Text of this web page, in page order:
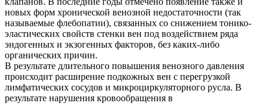
новых форм хронической венозной недостаточности (так
называемые флебопатии), связанных со снижением тонико-
эластических свойств стенки вен под воздействием ряда
эндогенных и экзогенных факторов, без каких-либо
органических причин.
В результате длительного повышения венозного давления
происходит расширение подкожных вен с перегрузкой
лимфатических сосудов и микроциркуляторного русла. В
результате нарушения кровообращения в